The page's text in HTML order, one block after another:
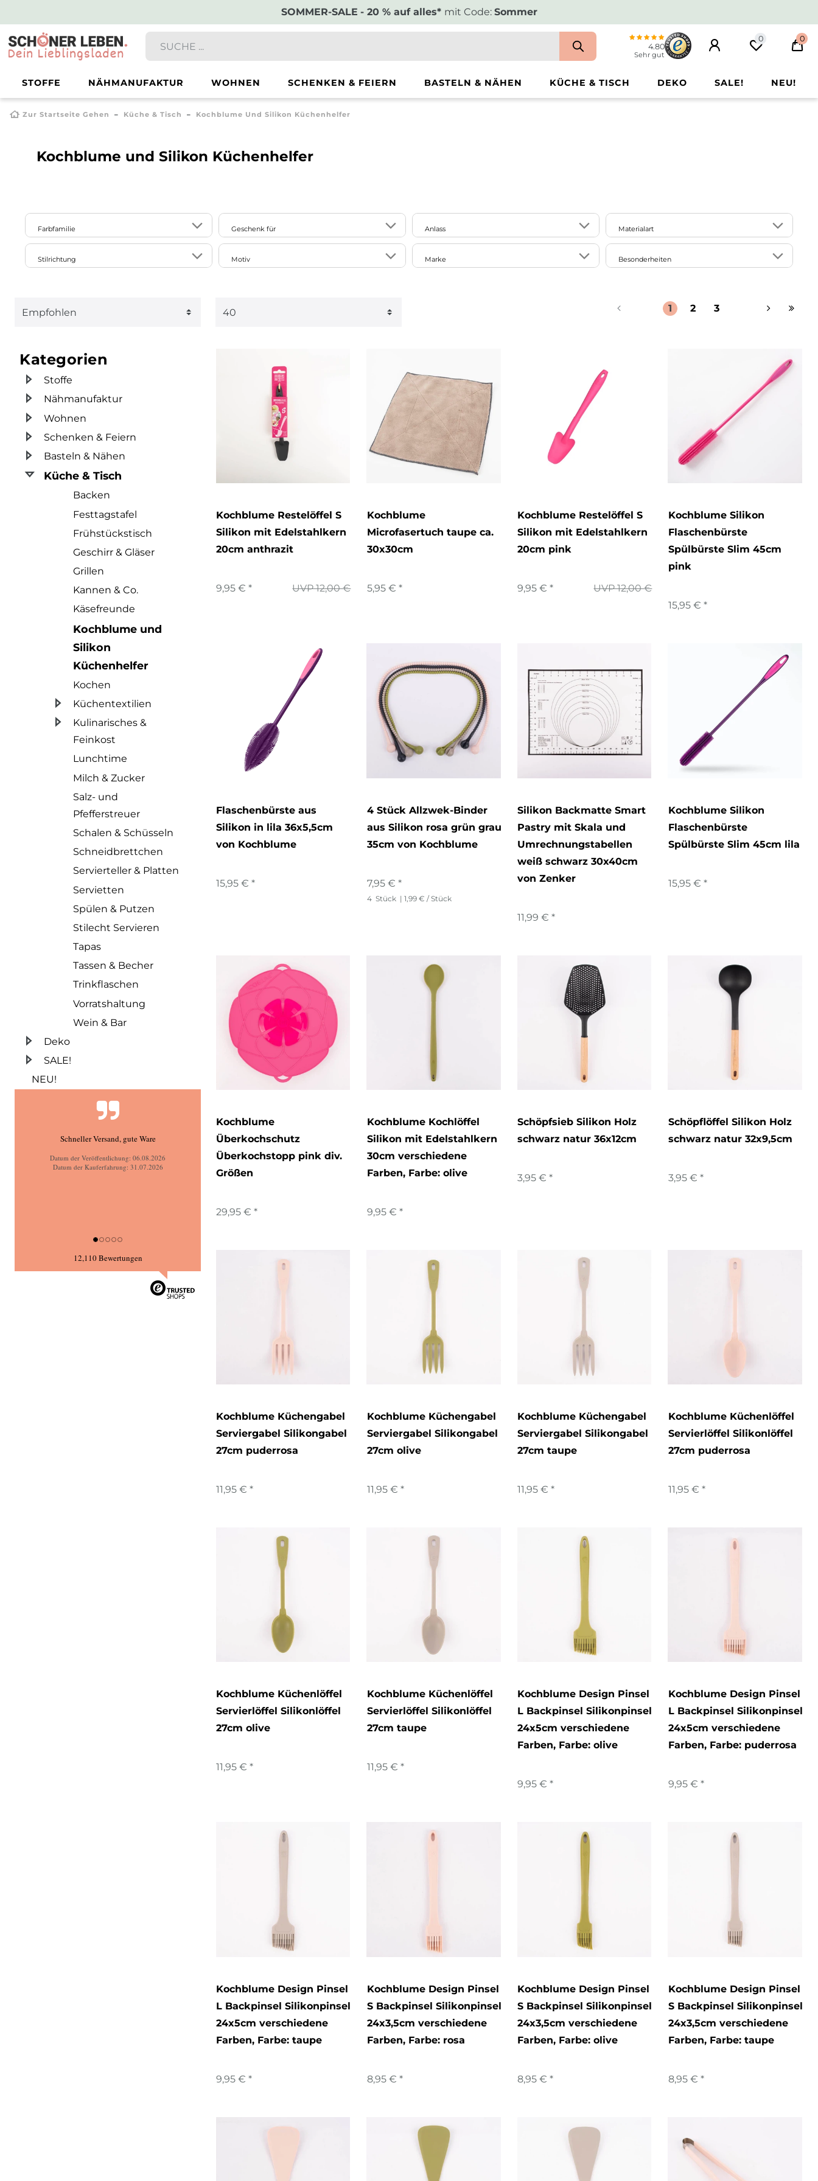
SOMMER-SALE - 20 % auf alles* mit Code: Sommer
4.80
Sehr gut
0 0
STOFFE NÄHMANUFAKTUR WOHNEN SCHENKEN & FEIERN BASTELN & NÄHEN KÜCHE & TISCH DEKO SALE! NEU!
Zur Startseite Gehen Küche & Tisch Kochblume Und Silikon Küchenhelfer
Kochblume und Silikon Küchenhelfer
Farbfamilie
grün rosa
schwarz violett
Geschenk für Anlass Materialart
Stilrichtung Motiv Marke Besonderheiten
geeignet für Mikrowelle
1 2 3
Kategorien
Stoffe
Nähmanufaktur
Wohnen
Schenken & Feiern
Basteln & Nähen
Küche & Tisch
Backen
Festtagstafel
Frühstückstisch
Geschirr & Gläser
Grillen
Kannen & Co.
Käsefreunde
Kochblume und
Silikon
Küchenhelfer
Kochen
Küchentextilien
Kulinarisches &
Feinkost
Lunchtime
Milch & Zucker
Salz- und
Pfefferstreuer
Schalen & Schüsseln
Schneidbrettchen
Servierteller & Platten
Servietten
Spülen & Putzen
Stilecht Servieren
Tapas
Tassen & Becher
Trinkflaschen
Vorratshaltung
Wein & Bar
Deko
SALE!
NEU!
Schnelle Lieferung, top Ware wie beschrieben.
Datum der Veröffentlichung: 06.08.2026
Datum der Kauferfahrung: 28.07.2026
12,110 Bewertungen
Kochblume Restelöffel S
Silikon mit Edelstahlkern
20cm anthrazit
UVP 12,00 €
9,95 € *
Kochblume
Microfasertuch taupe ca.
30x30cm
5,95 € *
Kochblume Restelöffel S
Silikon mit Edelstahlkern
20cm pink
UVP 12,00 €
9,95 € *
Kochblume Silikon
Flaschenbürste
Spülbürste Slim 45cm
pink
15,95 € *
Flaschenbürste aus
Silikon in lila 36x5,5cm
von Kochblume
15,95 € *
4 Stück Allzwek-Binder
aus Silikon rosa grün grau
35cm von Kochblume
7,95 € *
4 Stück | 1,99 € / Stück
Silikon Backmatte Smart
Pastry mit Skala und
Umrechnungstabellen
weiß schwarz 30x40cm
von Zenker
11,99 € *
Kochblume Silikon
Flaschenbürste
Spülbürste Slim 45cm lila
15,95 € *
Kochblume
Überkochschutz
Überkochstopp pink div.
Größen
29,95 € *
Kochblume Kochlöffel
Silikon mit Edelstahlkern
30cm verschiedene
Farben, Farbe: olive
9,95 € *
Schöpfsieb Silikon Holz
schwarz natur 36x12cm
3,95 € *
Schöpflöffel Silikon Holz
schwarz natur 32x9,5cm
3,95 € *
Kochblume Küchengabel
Serviergabel Silikongabel
27cm puderrosa
11,95 € *
Kochblume Küchengabel
Serviergabel Silikongabel
27cm olive
11,95 € *
Kochblume Küchengabel
Serviergabel Silikongabel
27cm taupe
11,95 € *
Kochblume Küchenlöffel
Servierlöffel Silikonlöffel
27cm puderrosa
11,95 € *
Kochblume Küchenlöffel
Servierlöffel Silikonlöffel
27cm olive
11,95 € *
Kochblume Küchenlöffel
Servierlöffel Silikonlöffel
27cm taupe
11,95 € *
Kochblume Design Pinsel
L Backpinsel Silikonpinsel
24x5cm verschiedene
Farben, Farbe: olive
9,95 € *
Kochblume Design Pinsel
L Backpinsel Silikonpinsel
24x5cm verschiedene
Farben, Farbe: puderrosa
9,95 € *
Kochblume Design Pinsel
L Backpinsel Silikonpinsel
24x5cm verschiedene
Farben, Farbe: taupe
9,95 € *
Kochblume Design Pinsel
S Backpinsel Silikonpinsel
24x3,5cm verschiedene
Farben, Farbe: rosa
8,95 € *
Kochblume Design Pinsel
S Backpinsel Silikonpinsel
24x3,5cm verschiedene
Farben, Farbe: olive
8,95 € *
Kochblume Design Pinsel
S Backpinsel Silikonpinsel
24x3,5cm verschiedene
Farben, Farbe: taupe
8,95 € *